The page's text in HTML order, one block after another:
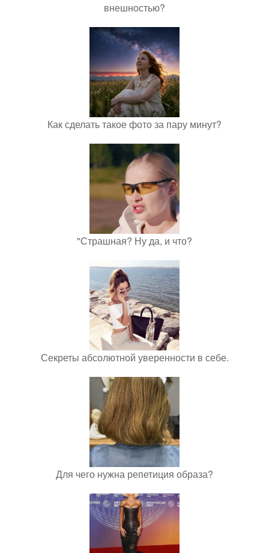
внешностью?
Как сделать такое фото за пару минут?
"Страшная? Ну да, и что?
Секреты абсолютной уверенности в себе.
Для чего нужна репетиция образа?